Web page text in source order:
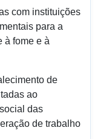
com instituições
para a
à fome e à
de
ao
das
de trabalho